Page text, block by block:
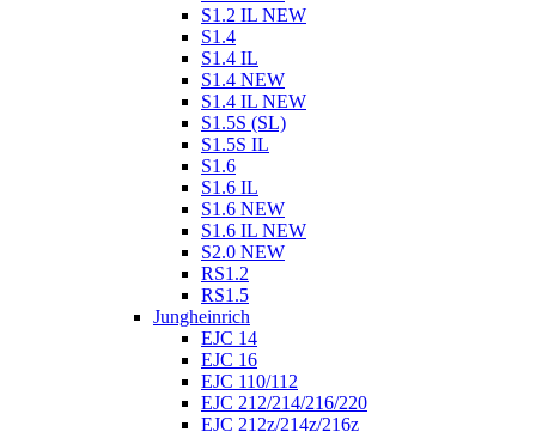
S1.2 IL NEW
S1.4
S1.4 IL
S1.4 NEW
S1.4 IL NEW
S1.5S (SL)
S1.5S IL
S1.6
S1.6 IL
S1.6 NEW
S1.6 IL NEW
S2.0 NEW
RS1.2
RS1.5
Jungheinrich
EJC 14
EJC 16
EJC 110/112
EJC 212/214/216/220
EJC 212z/214z/216z